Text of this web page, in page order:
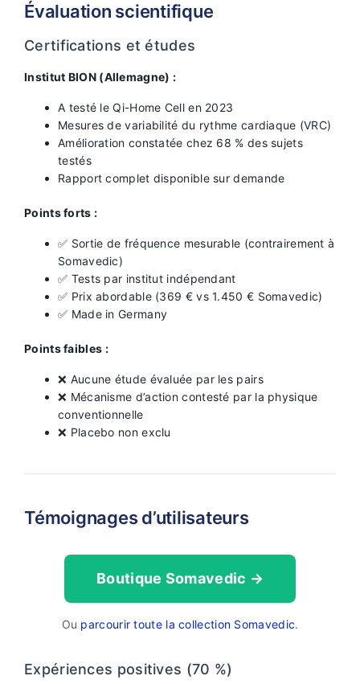
Évaluation scientifique
Certifications et études
Institut BION (Allemagne) :
A testé le Qi-Home Cell en 2023
Mesures de variabilité du rythme cardiaque (VRC)
Amélioration constatée chez 68 % des sujets
testés
Rapport complet disponible sur demande
Points forts :
✅ Sortie de fréquence mesurable (contrairement à
Somavedic)
✅ Tests par institut indépendant
✅ Prix abordable (369 € vs 1.450 € Somavedic)
✅ Made in Germany
Points faibles :
❌ Aucune étude évaluée par les pairs
❌ Mécanisme d’action contesté par la physique
conventionnelle
❌ Placebo non exclu
Témoignages d’utilisateurs
Boutique Somavedic →
Ou parcourir toute la collection Somavedic.
Expériences positives (70 %)